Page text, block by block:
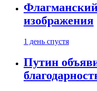
изображения
1 день спустя
Путин